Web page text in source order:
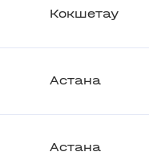
Кокшетау
Астана
Астана